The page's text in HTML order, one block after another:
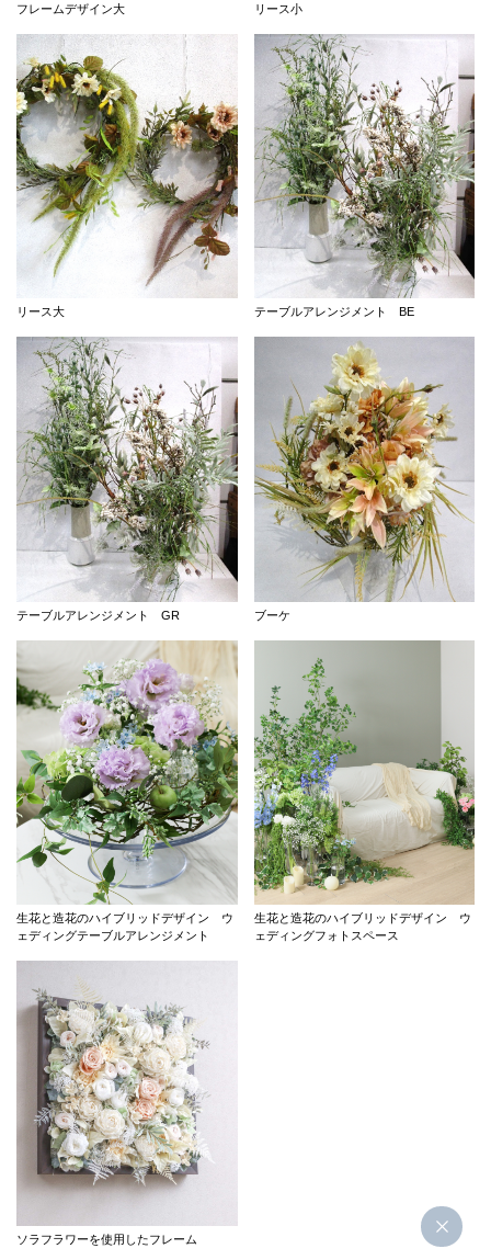
フレームデザイン大 リース小
リース大 テーブルアレンジメント BE
テーブルアレンジメント GR ブーケ
生花と造花のハイブリッドデザイン ウ
ェディングテーブルアレンジメント
生花と造花のハイブリッドデザイン ウ
ェディングフォトスペース
ソラフラワーを使用したフレーム